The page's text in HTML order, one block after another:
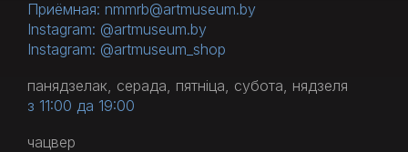
Приёмная: nmmrb@artmuseum.by
Instagram: @artmuseum.by
Instagram: @artmuseum_shop
панядзелак, серада, пятніца, субота, нядзеля
з 11:00 да 19:00
чацвер